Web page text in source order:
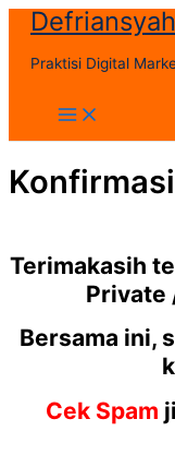
Skip
content
Defriansyah
Praktisi Digital
Main
Menu
Konfirmasi
Terimakasih
Private
Bersama ini,
Cek Spam